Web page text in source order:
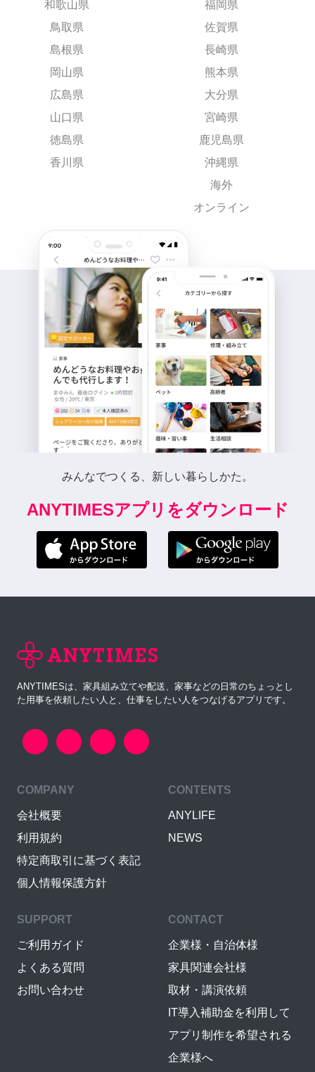
和歌山県
鳥取県
島根県
岡山県
広島県
山口県
徳島県
香川県
福岡県
佐賀県
長崎県
熊本県
大分県
宮崎県
鹿児島県
沖縄県
海外
オンライン
みんなでつくる、新しい暮らしかた。
ANYTIMESアプリをダウンロード
ANYTIMESは、家具組み立てや配送、家事などの日常のちょっとし
た用事を依頼したい人と、仕事をしたい人をつなげるアプリです。
COMPANY
会社概要
利用規約
特定商取引に基づく表記
個人情報保護方針
CONTENTS
ANYLIFE
NEWS
SUPPORT
ご利用ガイド
よくある質問
お問い合わせ
CONTACT
企業様・自治体様
家具関連会社様
取材・講演依頼
IT導入補助金を利用して
アプリ制作を希望される
企業様へ